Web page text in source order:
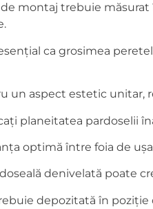
montaj trebuie
ca grosimea
un aspect estetic unitar,
planeitatea pardoselii
optimă între foia de
denivelată poate
depozitată în